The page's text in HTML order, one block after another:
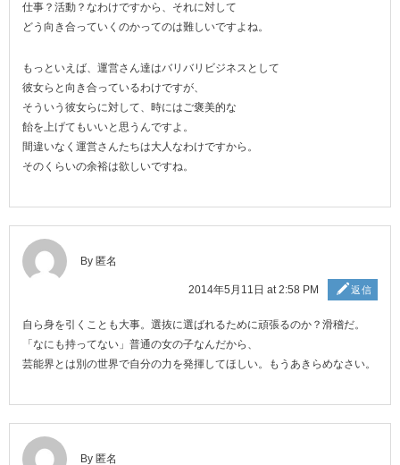
仕事？活動？なわけですから、それに対して
どう向き合っていくのかってのは難しいですよね。
もっといえば、運営さん達はバリバリビジネスとして
彼女らと向き合っているわけですが、
そういう彼女らに対して、時にはご褒美的な
飴を上げてもいいと思うんですよ。
間違いなく運営さんたちは大人なわけですから。
そのくらいの余裕は欲しいですね。
By 匿名
2014年5月11日 at 2:58 PM 返信
自ら身を引くことも大事。選抜に選ばれるために頑張るのか？滑稽だ。
「なにも持ってない」普通の女の子なんだから、
芸能界とは別の世界で自分の力を発揮してほしい。もうあきらめなさい。
By 匿名